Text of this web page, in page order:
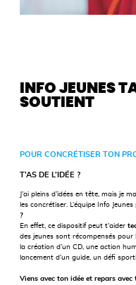
INFO JEUNES
SOUTIENT
POUR CONCRÉTISER TON
T’AS DE L’IDÉE ?
J’ai pleins d’idées en tête, mais je
les concrétiser. L’équipe Info
?
En effet, ce dispositif peut t’aider
des jeunes sont récompensés
la création d’un CD, une action
lancement d’un guide, un défi
Viens avec ton idée et repars avec